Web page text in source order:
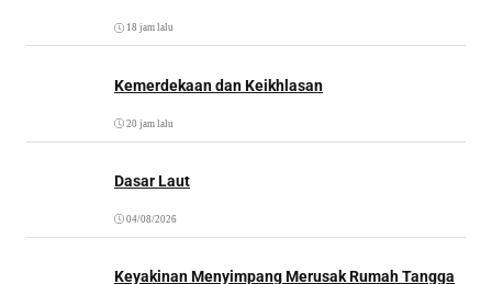
18 jam lalu
Kemerdekaan dan Keikhlasan
20 jam lalu
Dasar Laut
04/08/2026
Keyakinan Menyimpang Merusak Rumah Tangga